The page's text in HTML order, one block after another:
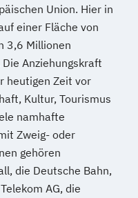
Union. Hier in
einer Fläche von
3,6 Millionen
Anziehungskraft
heutigen Zeit vor
Kultur, Tourismus
namhafte
Zweig- oder
gehören
die Deutsche Bahn,
AG, die